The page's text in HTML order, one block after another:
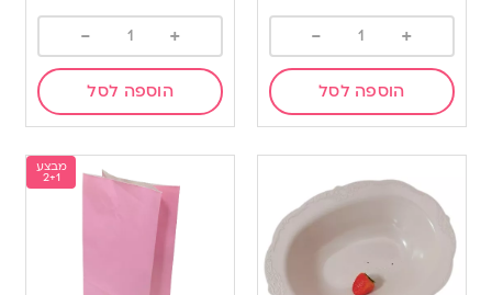
+
-
הוספה לסל
+
-
הוספה לסל
מבצע
2+1